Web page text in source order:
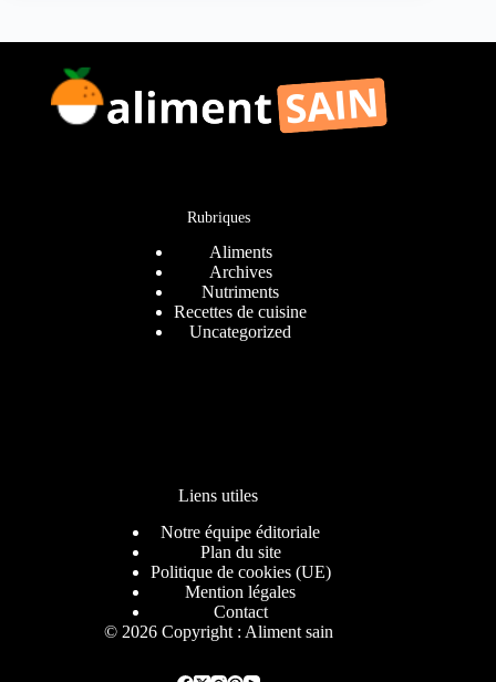
Rubriques
Aliments
Archives
Nutriments
Recettes de cuisine
Uncategorized
Liens utiles
Notre équipe éditoriale
Plan du site
Politique de cookies (UE)
Mention légales
Contact
© 2026 Copyright : Aliment sain